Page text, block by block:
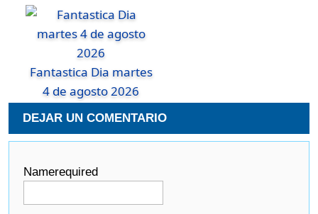
Fantastica Dia martes
4 de agosto 2026
DEJAR UN COMENTARIO
Namerequired